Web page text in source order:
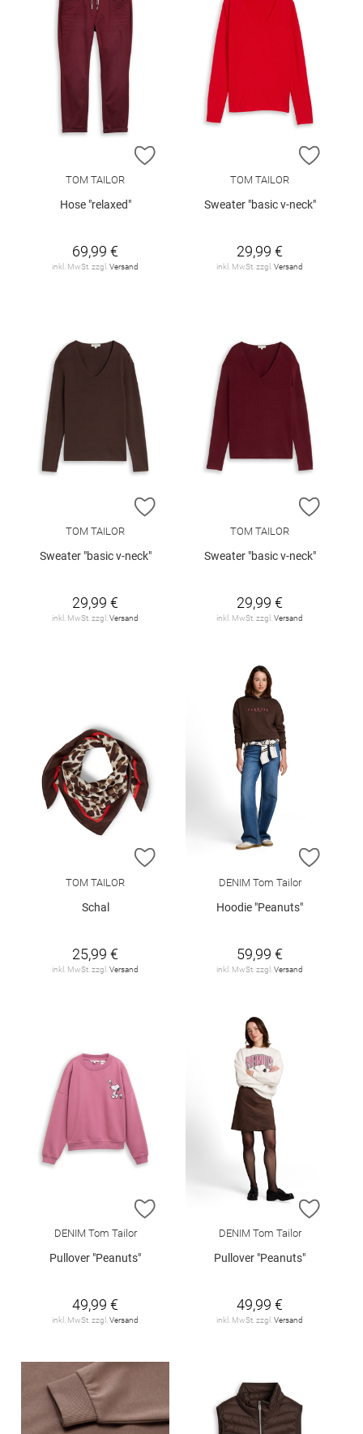
ZUR WUNSCHLISTE HINZUFÜGEN
TOM TAILOR
Hose "relaxed"
69,99 €
inkl. MwSt. zzgl. Versand
ZUR
TOM TAILOR
Sweater "basic v-neck"
29,99 €
inkl. MwSt. zzgl. Versand
ZUR WUNSCHLISTE HINZUFÜGEN
TOM TAILOR
Sweater "basic v-neck"
29,99 €
inkl. MwSt. zzgl. Versand
ZUR
TOM TAILOR
Sweater "basic v-neck"
29,99 €
inkl. MwSt. zzgl. Versand
ZUR WUNSCHLISTE HINZUFÜGEN
TOM TAILOR
Schal
25,99 €
inkl. MwSt. zzgl. Versand
ZUR
DENIM Tom Tailor
Hoodie "Peanuts"
59,99 €
inkl. MwSt. zzgl. Versand
ZUR WUNSCHLISTE HINZUFÜGEN
DENIM Tom Tailor
Pullover "Peanuts"
49,99 €
inkl. MwSt. zzgl.Versand
ZUR
DENIM Tom Tailor
Pullover "Peanuts"
49,99 €
inkl. MwSt. zzgl.Versand